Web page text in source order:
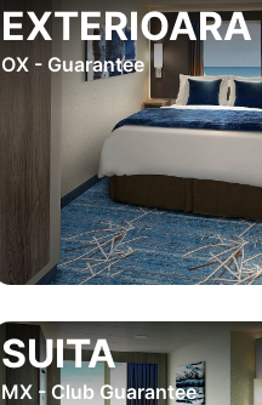
EXTERIOARA
OX - Guarantee
SUITA
MX - Club Guarantee